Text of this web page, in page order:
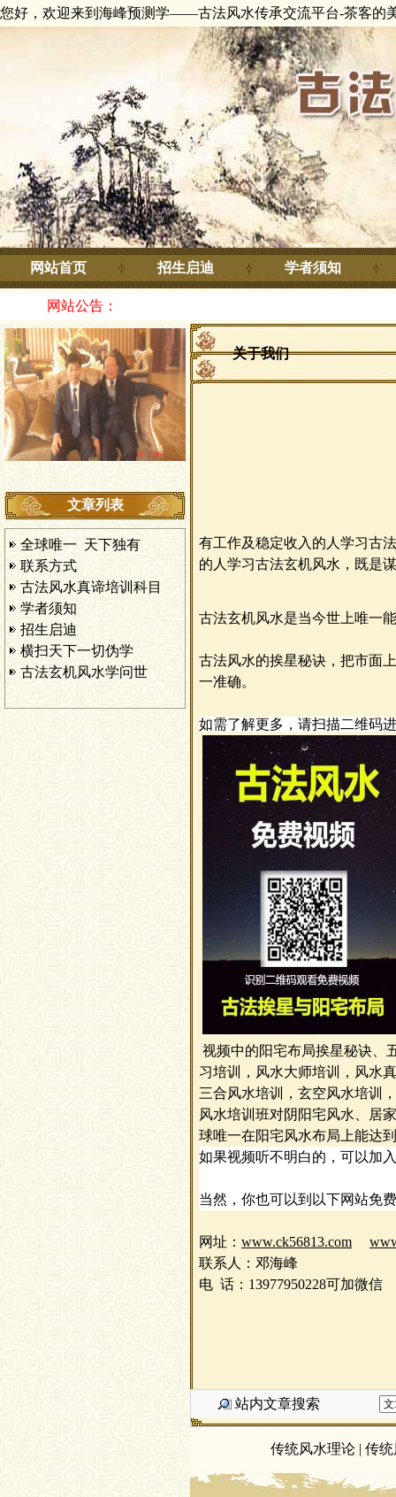
您好，欢迎来到海峰预测学——古法风水传承交流平台-茶客的
网站首页 招生启迪 学者须知
网站公告：
文章列表
全球唯一 天下独有
联系方式
古法风水真谛培训科目
学者须知
招生启迪
横扫天下一切伪学
古法玄机风水学问世
关于我们
有工作及稳定收入的人学习古
的人学习古法玄机风水，既是
古法玄机风水是当今世上唯一
古法风水的挨星秘诀 ， 把市面
一准确。
如需了解更多，请扫描二维码
视频中的阳宅布局挨星秘诀、
习培训，风水大师培训，风水
三合风水培训，玄空风水培训
风水培训班对阴阳宅风水、居
球唯一在阳宅风水布局上能达
如果视频听不明白的，可以加入
当然，你也可以到以下网站免
网址 ： www.ck56813.com
联系人
：邓海峰
电 话 ： 13977950228可加微信
站内文章搜索
传统风水理论 | 传